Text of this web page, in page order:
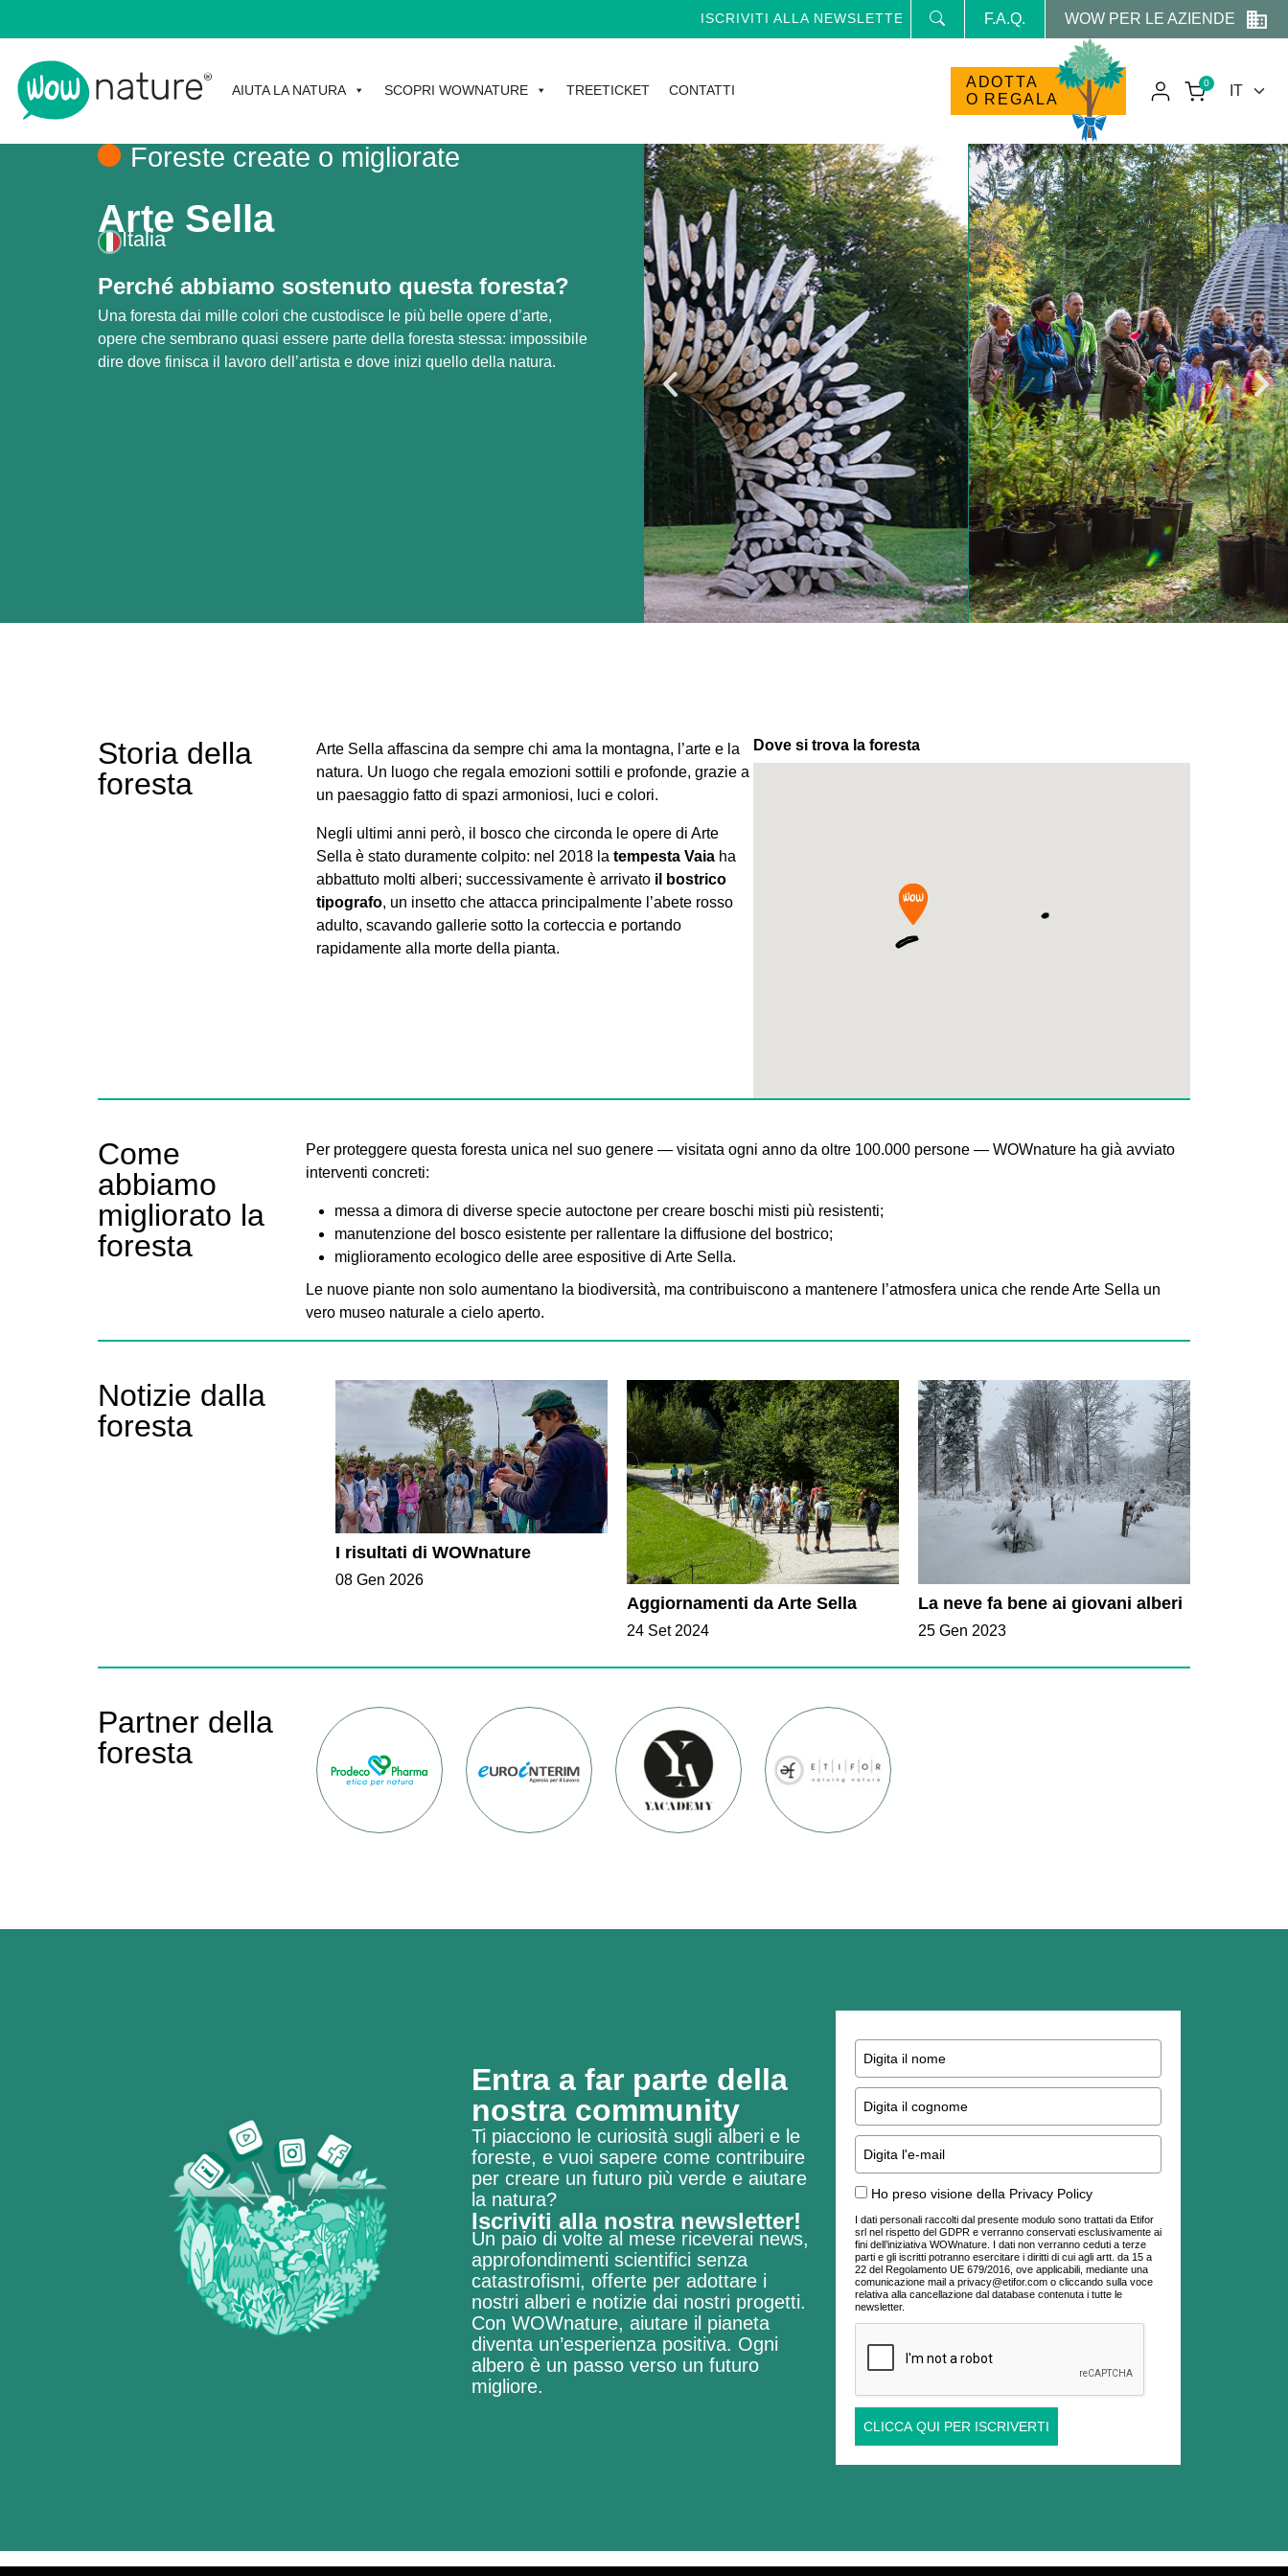
ISCRIVITI ALLA NEWSLETTER E RICEVI NEWS E PROMO RISERVATE
F.A.Q. WOW PER LE AZIENDE
AIUTA LA NATURA SCOPRI WOWNATURE TREETICKET CONTATTI
ADOTTA
O REGALA
0
Foreste create o migliorate
Arte Sella
Italia
Perché abbiamo sostenuto questa foresta?
Una foresta dai mille colori che custodisce le più belle opere d’arte,
opere che sembrano quasi essere parte della foresta stessa: impossibile
dire dove finisca il lavoro dell’artista e dove inizi quello della natura.
Storia della
foresta
Arte Sella affascina da sempre chi ama la montagna, l’arte e la
natura. Un luogo che regala emozioni sottili e profonde, grazie a
un paesaggio fatto di spazi armoniosi, luci e colori.
Negli ultimi anni però, il bosco che circonda le opere di Arte
Sella è stato duramente colpito: nel 2018 la tempesta Vaia ha
abbattuto molti alberi; successivamente è arrivato il bostrico
tipografo, un insetto che attacca principalmente l’abete rosso
adulto, scavando gallerie sotto la corteccia e portando
rapidamente alla morte della pianta.
Dove si trova la foresta
Come
abbiamo
migliorato la
foresta
Per proteggere questa foresta unica nel suo genere — visitata ogni anno da oltre 100.000 persone — WOWnature ha già avviato
interventi concreti:
messa a dimora di diverse specie autoctone per creare boschi misti più resistenti;
manutenzione del bosco esistente per rallentare la diffusione del bostrico;
miglioramento ecologico delle aree espositive di Arte Sella.
Le nuove piante non solo aumentano la biodiversità, ma contribuiscono a mantenere l’atmosfera unica che rende Arte Sella un
vero museo naturale a cielo aperto.
Notizie dalla
foresta
I risultati di WOWnature
08 Gen 2026
Aggiornamenti da Arte Sella
24 Set 2024
La neve fa bene ai giovani alberi
25 Gen 2023
Partner della
foresta
Entra a far parte della
nostra community
Ti piacciono le curiosità sugli alberi e le
foreste, e vuoi sapere come contribuire
per creare un futuro più verde e aiutare
la natura?
Iscriviti alla nostra newsletter!
Un paio di volte al mese riceverai news,
approfondimenti scientifici senza
catastrofismi, offerte per adottare i
nostri alberi e notizie dai nostri progetti.
Con WOWnature, aiutare il pianeta
diventa un’esperienza positiva. Ogni
albero è un passo verso un futuro
migliore.
Ho preso visione della Privacy Policy
I dati personali raccolti dal presente modulo sono trattati da Etifor
srl nel rispetto del GDPR e verranno conservati esclusivamente ai
fini dell’iniziativa WOWnature. I dati non verranno ceduti a terze
parti e gli iscritti potranno esercitare i diritti di cui agli artt. da 15 a
22 del Regolamento UE 679/2016, ove applicabili, mediante una
comunicazione mail a privacy@etifor.com o cliccando sulla voce
relativa alla cancellazione dal database contenuta i tutte le
newsletter.
CLICCA QUI PER ISCRIVERTI